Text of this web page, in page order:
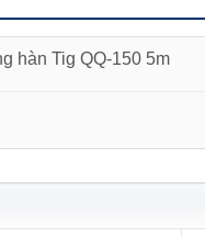
hàn Tig QQ-150 5m